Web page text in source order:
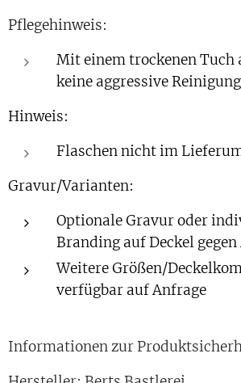
Pflegehinweis:
Mit einem trockenen Tuch
keine aggressive Reinigung
Hinweis:
Flaschen nicht im
Gravur/Varianten:
Optionale Gravur oder
Branding auf Deckel
Weitere Größen/
verfügbar auf Anfrage
Informationen zur